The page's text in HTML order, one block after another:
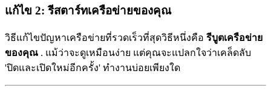
แก้ไข 2: รีสตาร์ทเครือข่ายของคุณ
วิธีแก้ไขปัญหาเครือข่ายที่รวดเร็วที่สุดวิธีหนึ่งคือ รีบูตเครือข่าย
ของคุณ . แม้ว่าจะดูเหมือนง่าย แต่คุณจะแปลกใจว่าเคล็ดลับ
'ปิดและเปิดใหม่อีกครั้ง' ทำงานบ่อยเพียงใด